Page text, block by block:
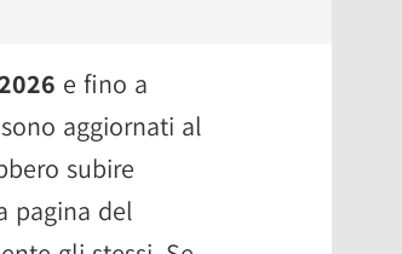
e fino a
aggiornati al
subire
pagina del